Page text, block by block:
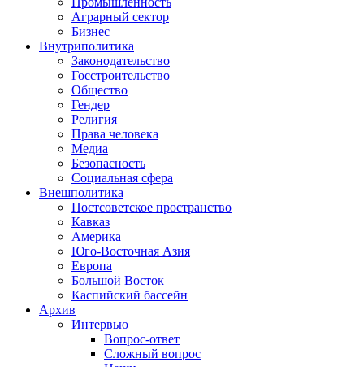
Аграрный сектор
Бизнес
Внутриполитика
Законодательство
Госстроительство
Общество
Гендер
Религия
Права человека
Медиа
Безопасность
Социальная сфера
Внешполитика
Постсоветское пространство
Кавказ
Америка
Юго-Восточная Азия
Европа
Большой Восток
Каспийский бассейн
Архив
Интервью
Вопрос-ответ
Сложный вопрос